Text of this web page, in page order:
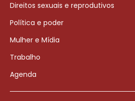
Direitos sexuais e reprodutivos
Política e poder
Mulher e Mídia
Trabalho
Agenda